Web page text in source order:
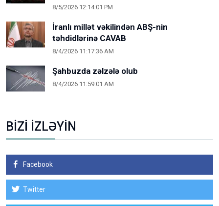
8/5/2026 12:14:01 PM
İranlı millət vəkilindən ABŞ-nin
təhdidlərinə CAVAB
8/4/2026 11:17:36 AM
Şahbuzda zəlzələ olub
8/4/2026 11:59:01 AM
BİZİ İZLƏYİN
Facebook
Twitter